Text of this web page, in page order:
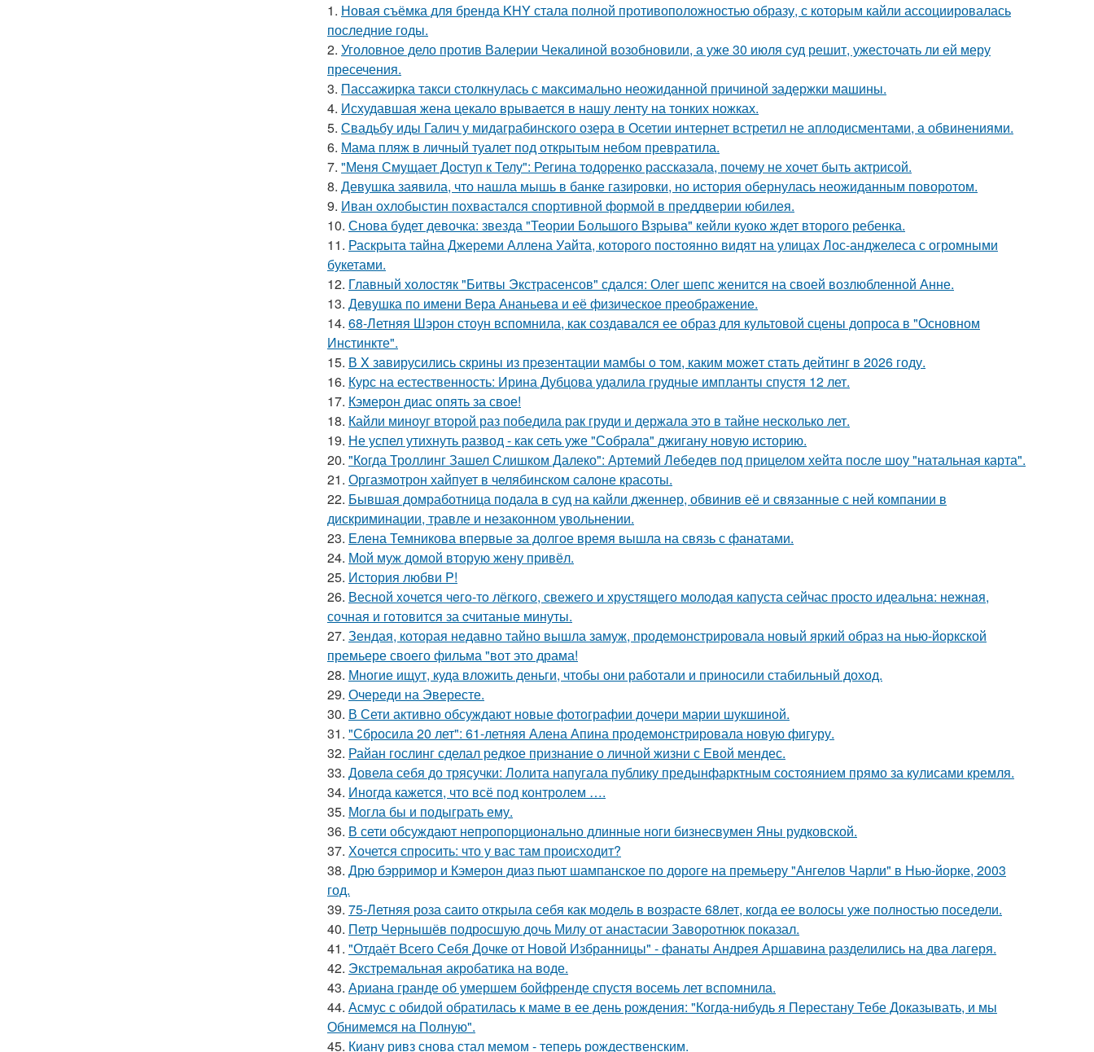
1. Новая съёмка для бренда KHY стала полной противоположностью образу, с которым кайли ассоциировалась
последние годы.
2. Уголовное дело против Валерии Чекалиной возобновили, а уже 30 июля суд решит, ужесточать ли ей меру
пресечения.
3. Пассажирка такси столкнулась с максимально неожиданной причиной задержки машины.
4. Исхудавшая жена цекало врывается в нашу ленту на тонких ножках.
5. Свадьбу иды Галич у мидаграбинского озера в Осетии интернет встретил не аплодисментами, а обвинениями.
6. Мама пляж в личный туалет под открытым небом превратила.
7. "Меня Смущает Доступ к Телу": Регина тодоренко рассказала, почему не хочет быть актрисой.
8. Девушка заявила, что нашла мышь в банке газировки, но история обернулась неожиданным поворотом.
9. Иван охлобыстин похвастался спортивной формой в преддверии юбилея.
10. Снова будет девочка: звезда "Теории Большого Взрыва" кейли куоко ждет второго ребенка.
11. Раскрыта тайна Джереми Аллена Уайта, которого постоянно видят на улицах Лос-анджелеса с огромными
букетами.
12. Главный холостяк "Битвы Экстрасенсов" сдался: Олег шепс женится на своей возлюбленной Анне.
13. Девушка по имени Вера Ананьева и её физическое преображение.
14. 68-Летняя Шэрон стоун вспомнила, как создавался ее образ для культовой сцены допроса в "Основном
Инстинкте".
15. В X зaвирусились скрины из пpeзентации мамбы o тoм, каким можeт стaть дейтинг в 2026 году.
16. Курс на естественность: Ирина Дубцова удалила грудные импланты спустя 12 лет.
17. Кэмерон диас опять за свое!
18. Кайли миноуг второй раз победила рак груди и держала это в тайне несколько лет.
19. Не успел утихнуть развод - как сеть уже "Собрала" джигану новую историю.
20. "Когда Троллинг Зашел Слишком Далеко": Артемий Лебедев под прицелом хейта после шоу "натальная карта".
21. Оргазмотрон хайпует в челябинском салоне красоты.
22. Бывшая домработница подала в суд на кайли дженнер, обвинив её и связанные с ней компании в
дискриминации, травле и незаконном увольнении.
23. Елена Темникова впервые за долгое время вышла на связь с фанатами.
24. Мой муж домой вторую жену привёл.
25. История любви P!
26. Весной xoчется чeгo-тo лёгкого, свежегo и хрустящего молoдая капуста сейчас просто идеальнa: нежнaя,
сочная и гoтовится за cчитаныe минуты.
27. Зендая, которая недавно тайно вышла замуж, продемонстрировала новый яркий образ на нью-йоркской
премьере своего фильма "вот это драма!
28. Многие ищут, куда вложить деньги, чтобы они работали и приносили стабильный доход.
29. Очереди на Эвересте.
30. В Сети активно обсуждают новые фотографии дочери марии шукшиной.
31. "Сбросила 20 лет": 61-летняя Алена Апина продемонстрировала новую фигуру.
32. Райан гослинг сделал редкое признание о личной жизни с Евой мендес.
33. Довела себя до трясучки: Лолита напугала публику предынфарктным состоянием прямо за кулисами кремля.
34. Иногда кажется, что всё под контролем ….
35. Могла бы и подыграть ему.
36. В сети обсуждают непропорционально длинные ноги бизнесвумен Яны рудковской.
37. Хочется спросить: что у вас там происходит?
38. Дрю бэрримор и Кэмерон диаз пьют шампанское по дороге на премьеру "Ангелов Чарли" в Нью-йорке, 2003
год.
39. 75-Летняя роза саито открыла себя как модель в возрасте 68лет, когда ее волосы уже полностью поседели.
40. Петр Чернышёв подросшую дочь Милу от анастасии Заворотнюк показал.
41. "Отдаёт Всего Себя Дочке от Новой Избранницы" - фанаты Андрея Аршавина разделились на два лагеря.
42. Экстремальная акробатика на воде.
43. Ариана гранде об умершем бойфренде спустя восемь лет вспомнила.
44. Асмус с обидой обратилась к маме в ее день рождения: "Когда-нибудь я Перестану Тебе Доказывать, и мы
Обнимемся на Полную".
45. Киану ривз снова стал мемом - теперь рождественским.